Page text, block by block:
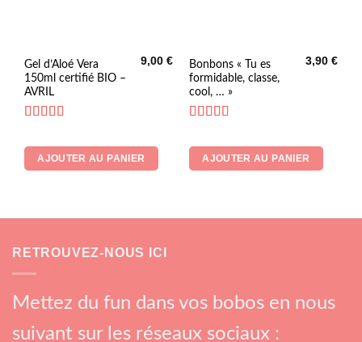
Gel d’Aloé Vera
150ml certifié BIO –
AVRIL
9,00€
AJOUTER AU PANIER
Bonbons « Tu es
formidable, classe,
cool, … »
sur 5
3,90€
AJOUTER AU PANIER
RETROUVEZ-NOUS ICI
Mettez du fun dans vos bobos en nous
suivant sur les réseaux sociaux :